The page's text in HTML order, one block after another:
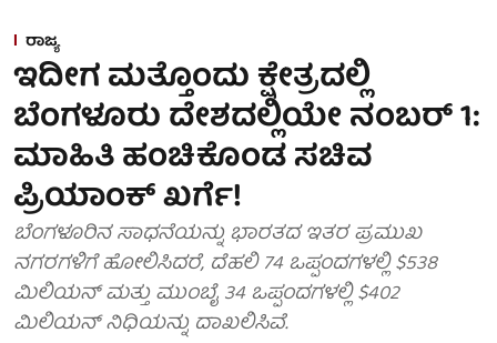
ರಾಜ್ಯ
ಇದೀಗ ಮತ್ತೊಂದು ಕ್ಷೇತ್ರದಲ್ಲಿ
ಬೆಂಗಳೂರು ದೇಶದಲ್ಲಿಯೇ ನಂಬರ್ 1:
ಮಾಹಿತಿ ಹಂಚಿಕೊಂಡ ಸಚಿವ
ಪ್ರಿಯಾಂಕ್ ಖರ್ಗೆ!
ಬೆಂಗಳೂರಿನ ಸಾಧನೆಯನ್ನು ಭಾರತದ ಇತರ ಪ್ರಮುಖ
ನಗರಗಳಿಗೆ ಹೋಲಿಸಿದರೆ, ದೆಹಲಿ 74 ಒಪ್ಪಂದಗಳಲ್ಲಿ $538
ಮಿಲಿಯನ್ ಮತ್ತು ಮುಂಬೈ 34 ಒಪ್ಪಂದಗಳಲ್ಲಿ $402
ಮಿಲಿಯನ್ ನಿಧಿಯನ್ನು ದಾಖಲಿಸಿವೆ.